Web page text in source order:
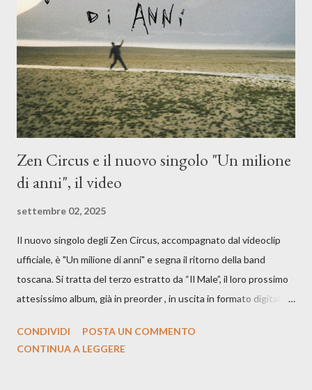
moglie, del senso di sconfitta e del caldo afoso che opprime,
giusta condizione di sopraffazione: "Non so che ora è, che giorno
è, di questa estate che...". E' raro fare uscire come singolo una
cover, ma...
Zen Circus e il nuovo singolo "Un milione
di anni", il video
settembre 02, 2025
Il nuovo singolo degli Zen Circus, accompagnato dal videoclip
ufficiale, è "Un milione di anni" e segna il ritorno della band
toscana. Si tratta del terzo estratto da “Il Male”, il loro prossimo
attesissimo album, già in preorder , in uscita in formato digitale il
Records. GUARDA IL VIDEO: CREDITI Produced by A71
CONDIVIDI
POSTA UN COMMENTO
CONTINUA A LEGGERE